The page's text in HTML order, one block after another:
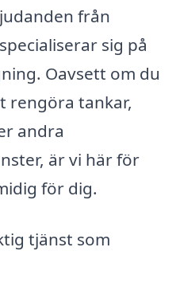
från
sig på
Oavsett om du
rengöra tankar,
andra
är vi här för
för dig.
tjänst som